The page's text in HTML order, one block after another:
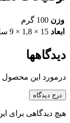
وزن 100 گرم
ابعاد 15 × 1,8 × 9 سانتیمتر
دیدگاهها
درمورد این محصول
درج دیدگاه
هیچ دیدگاهی برای